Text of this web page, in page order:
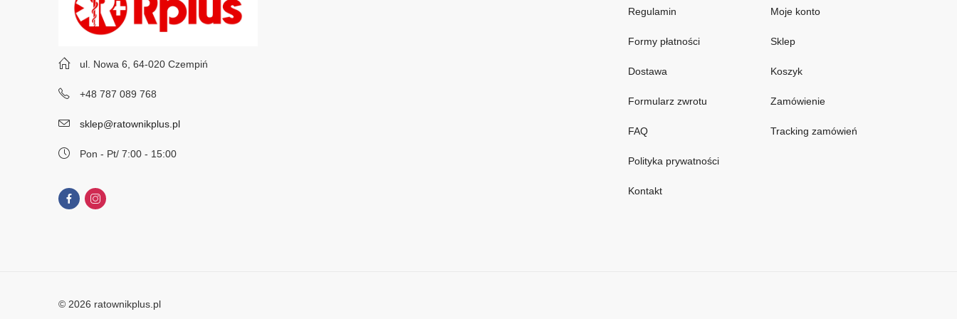
ul. Nowa 6, 64-020 Czempiń
+48 787 089 768
sklep@ratownikplus.pl
Pon - Pt/ 7:00 - 15:00
Regulamin
Formy płatności
Dostawa
Formularz zwrotu
FAQ
Polityka prywatności
Kontakt
Moje konto
Sklep
Koszyk
Zamówienie
Tracking zamówień
© 2026 ratownikplus.pl